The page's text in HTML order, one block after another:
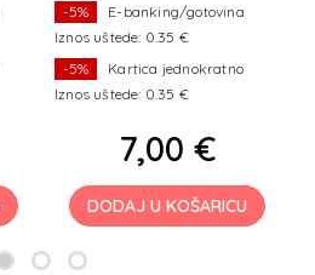
-5%
E-banking/gotovina
Iznos uštede: 0.35 €
-5%
Kartica jednokratno
Iznos uštede: 0.35 €
7,00 €
DODAJ U KOŠARICU